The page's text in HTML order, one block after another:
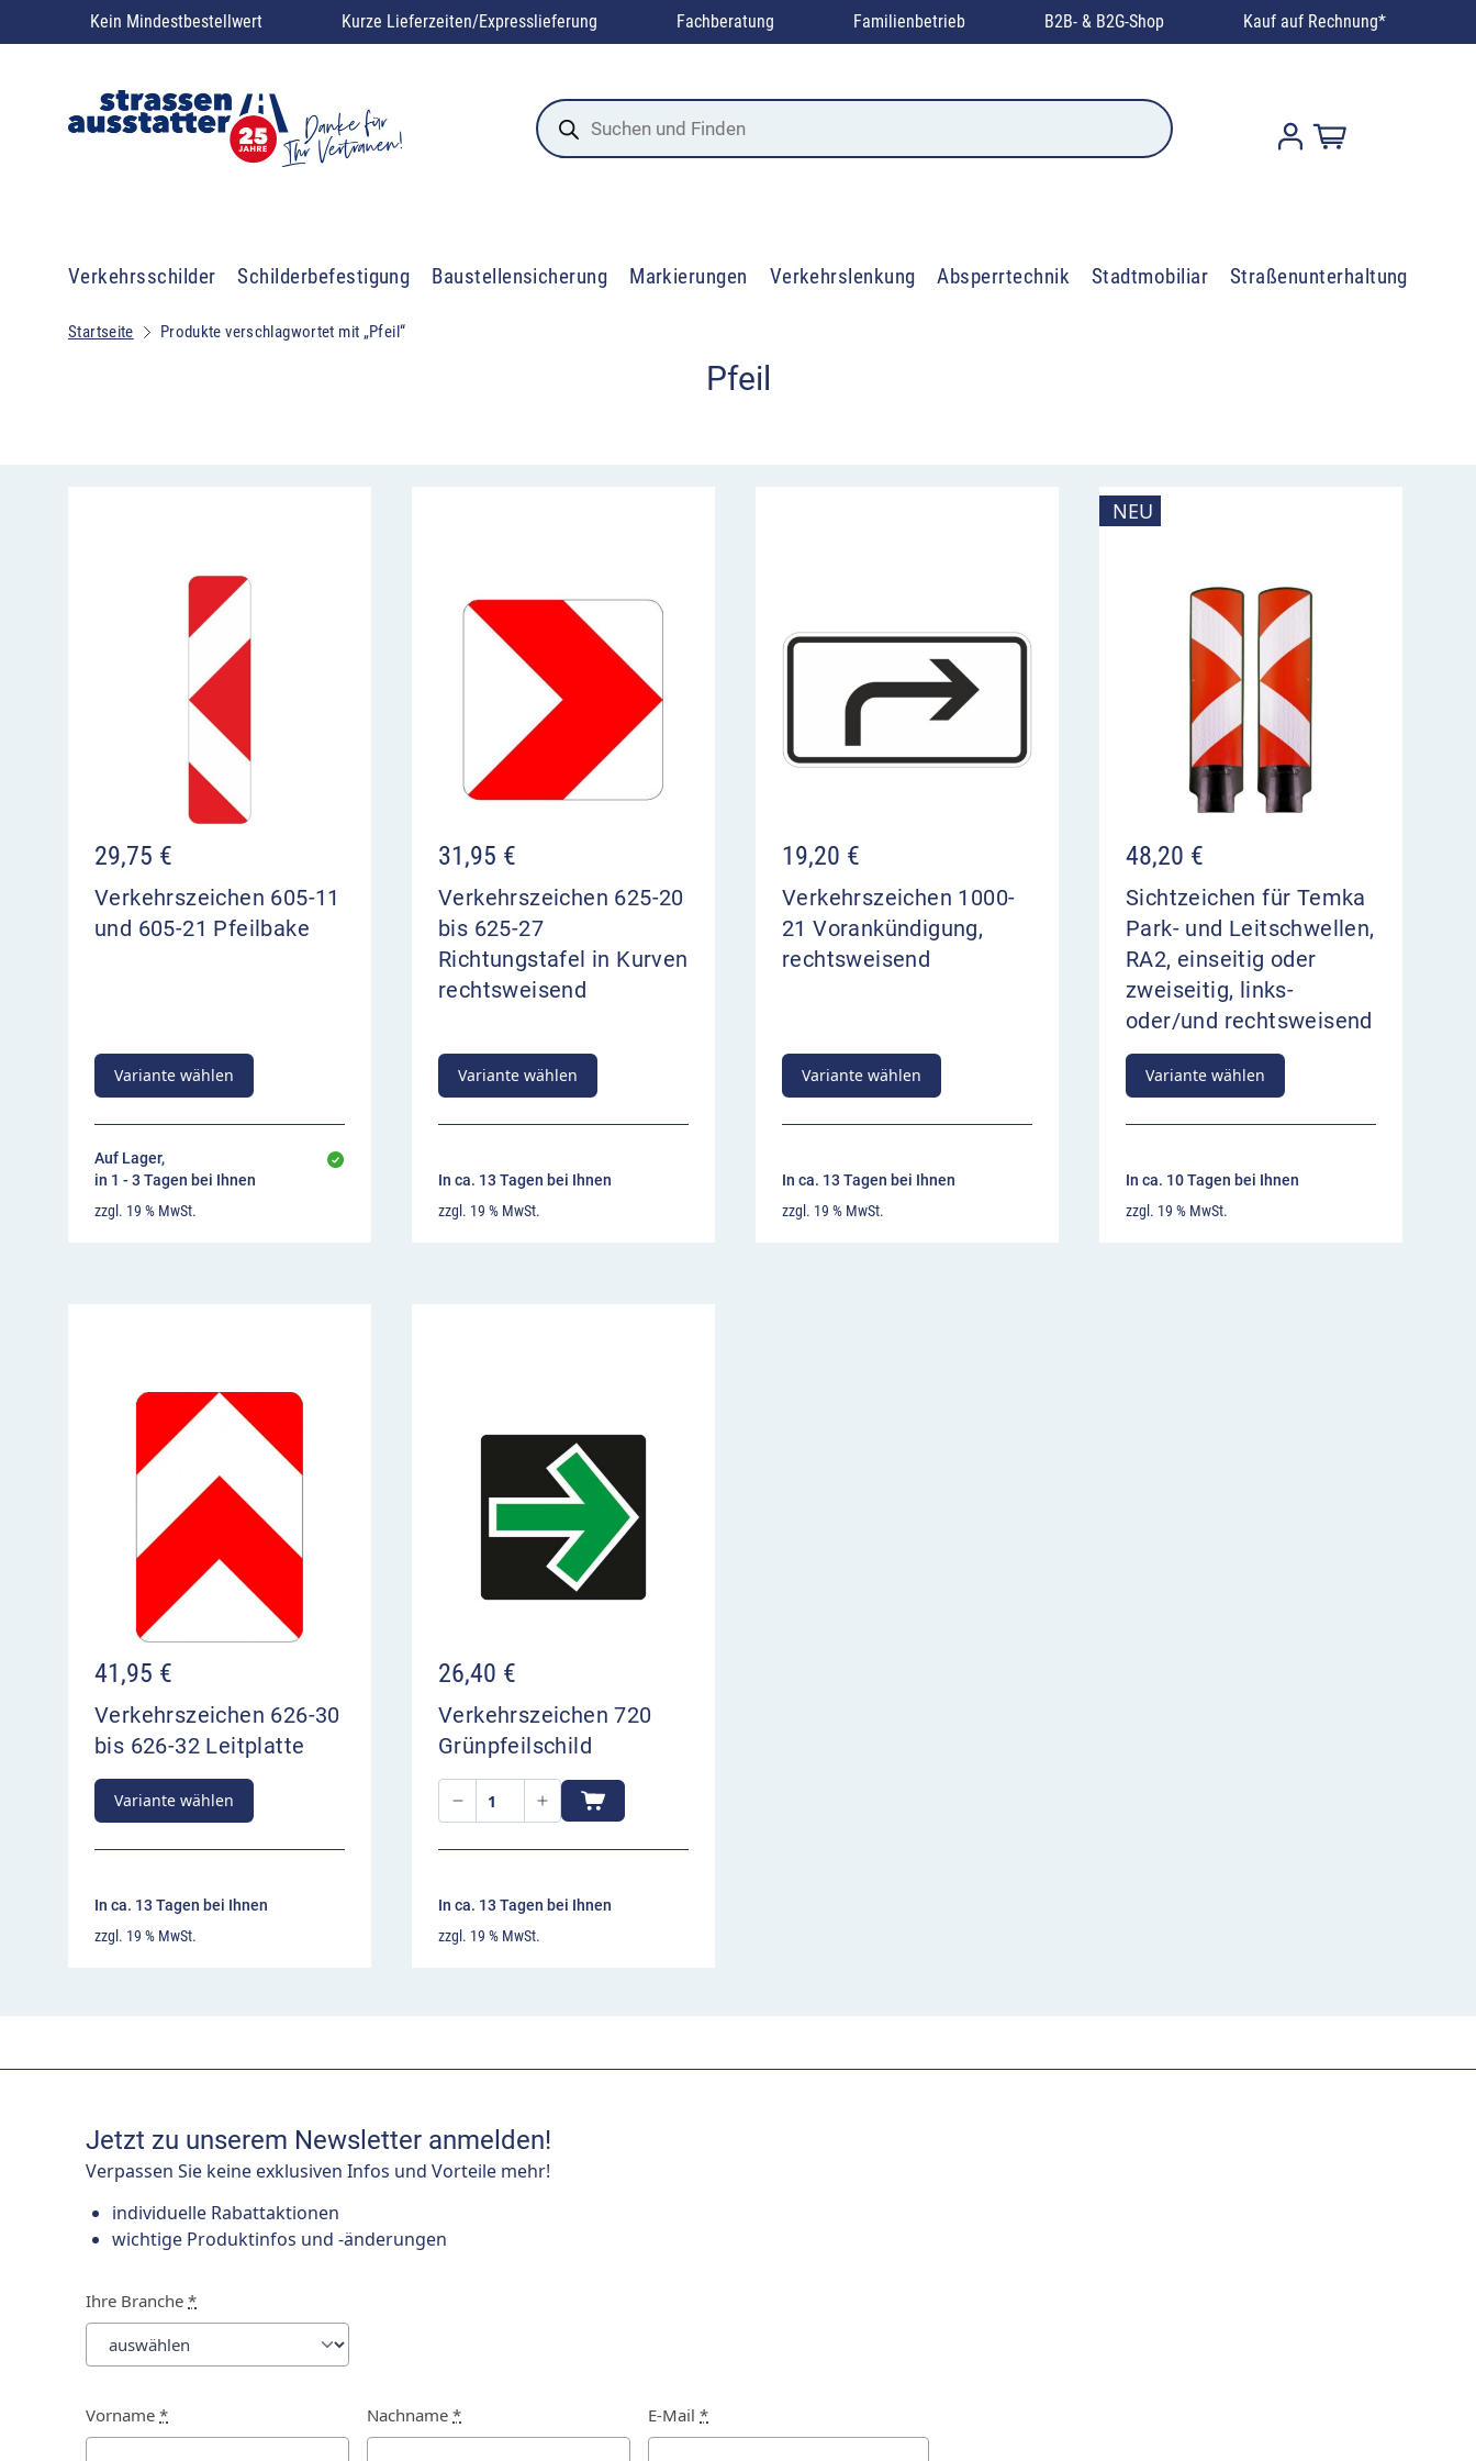
Kein Mindestbestellwert Kurze Lieferzeiten/Expresslieferung Fachberatung Familienbetrieb B2B- & B2G-Shop Kauf auf Rechnung*
Products
search
Verkehrsschilder Schilderbefestigung Baustellensicherung Markierungen Verkehrslenkung Absperrtechnik Stadtmobiliar Straßenunterhaltung
Startseite Produkte verschlagwortet mit „Pfeil“
Pfeil
29,75 €
Verkehrszeichen 605-11
und 605-21 Pfeilbake
Variante wählen
Auf Lager,
in 1 - 3 Tagen bei Ihnen
zzgl. 19 % MwSt.
31,95 €
Verkehrszeichen 625-20
bis 625-27
Richtungstafel in Kurven
rechtsweisend
Variante wählen
In ca. 13 Tagen bei Ihnen
zzgl. 19 % MwSt.
19,20 €
Verkehrszeichen 1000-
21 Vorankündigung,
rechtsweisend
Variante wählen
In ca. 13 Tagen bei Ihnen
zzgl. 19 % MwSt.
NEU
48,20 €
Sichtzeichen für Temka
Park- und Leitschwellen,
RA2, einseitig oder
zweiseitig, links-
oder/und rechtsweisend
Variante wählen
In ca. 10 Tagen bei Ihnen
zzgl. 19 % MwSt.
41,95 €
Verkehrszeichen 626-30
bis 626-32 Leitplatte
Variante wählen
In ca. 13 Tagen bei Ihnen
zzgl. 19 % MwSt.
26,40 €
Verkehrszeichen 720
Grünpfeilschild
In ca. 13 Tagen bei Ihnen
zzgl. 19 % MwSt.
Jetzt zu unserem Newsletter anmelden!
Verpassen Sie keine exklusiven Infos und Vorteile mehr!
individuelle Rabattaktionen
wichtige Produktinfos und -änderungen
Ihre Branche *
Vorname * Nachname * E-Mail *